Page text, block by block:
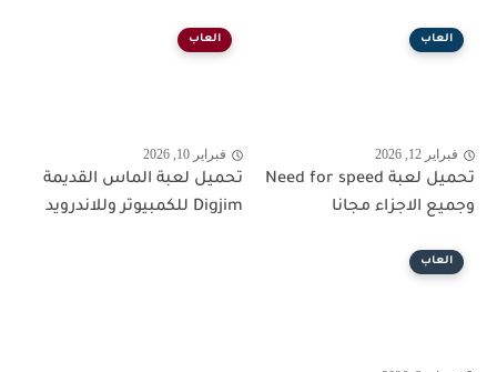
العاب
فبراير 12, 2026
تحميل لعبة Need for speed
وجميع الاجزاء مجانا
العاب
فبراير 10, 2026
تحميل لعبة الماس القديمة
Digjim للكمبيوتر وللاندرويد
العاب